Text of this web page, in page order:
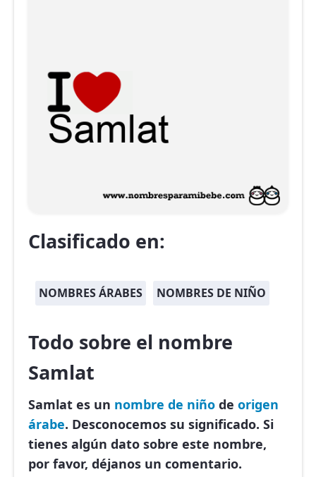
Clasificado en:
NOMBRES ÁRABES NOMBRES DE NIÑO
Todo sobre el nombre
Samlat
Samlat es un nombre de niño de origen
árabe. Desconocemos su significado. Si
tienes algún dato sobre este nombre,
por favor, déjanos un comentario.